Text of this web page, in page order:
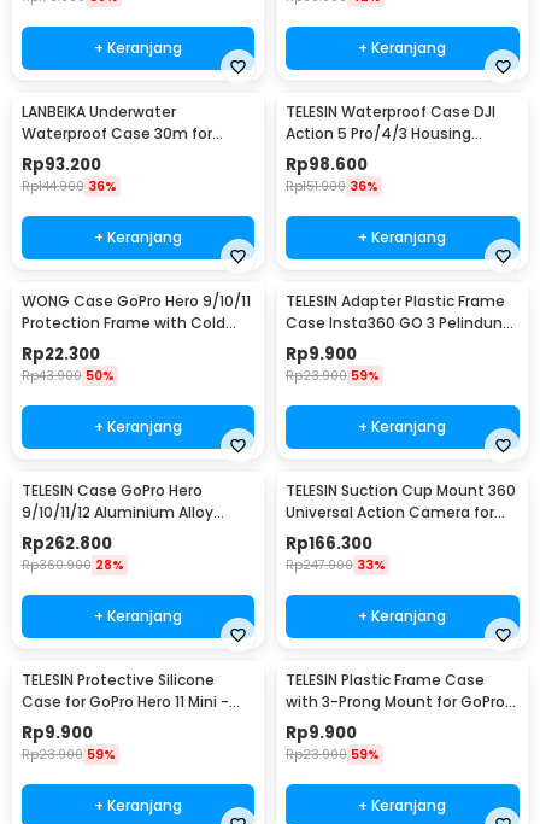
+ Keranjang + Keranjang
LANBEIKA Underwater
Waterproof Case 30m for
SJCAM C100
Rp93.200
Rp144.900 36%
+ Keranjang
TELESIN Waterproof Case DJI
Action 5 Pro/4/3 Housing
Kamera Anti Air - OA-WTP-003
Rp98.600
Rp151.900 36%
+ Keranjang
WONG Case GoPro Hero 9/10/11
Protection Frame with Cold
Shoe - W-G9
Rp22.300
Rp43.900 50%
+ Keranjang
TELESIN Adapter Plastic Frame
Case Insta360 GO 3 Pelindung
Kamera Aksi - IS-CFR-003
Rp9.900
Rp23.900 59%
+ Keranjang
TELESIN Case GoPro Hero
9/10/11/12 Aluminium Alloy
Protective Housing - GP-FMS-
G11-TZ
Rp262.800
Rp360.900 28%
+ Keranjang
TELESIN Suction Cup Mount 360
Universal Action Camera for
GoPro Xiaomi - TE-SUC-012
Rp166.300
Rp247.900 33%
+ Keranjang
TELESIN Protective Silicone
Case for GoPro Hero 11 Mini -
SPS-001
Rp9.900
Rp23.900 59%
+ Keranjang
TELESIN Plastic Frame Case
with 3-Prong Mount for GoPro
HERO11 Mini - FMS-002
Rp9.900
Rp23.900 59%
+ Keranjang